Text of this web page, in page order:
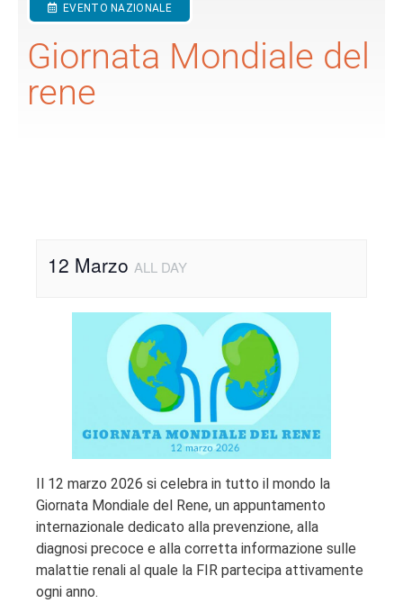
EVENTO NAZIONALE
Giornata Mondiale del
rene
12 Marzo ALL DAY
Il 12 marzo 2026 si celebra in tutto il mondo la
Giornata Mondiale del Rene, un appuntamento
internazionale dedicato alla prevenzione, alla
diagnosi precoce e alla corretta informazione sulle
malattie renali al quale la FIR partecipa attivamente
ogni anno.